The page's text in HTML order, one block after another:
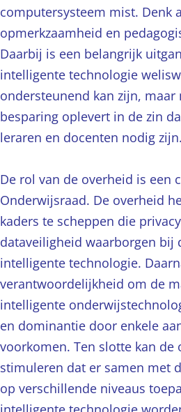
computersysteem mist. Denk
opmerkzaamheid en
Daarbij is een belangrijk
intelligente technologie
ondersteunend kan zijn, maar
besparing oplevert in de zin
leraren en docenten nodig zijn.
De rol van de overheid is een
Onderwijsraad. De overheid
kaders te scheppen die
dataveiligheid waarborgen bij
intelligente technologie.
verantwoordelijkheid om de
intelligente
en dominantie door enkele
voorkomen. Ten slotte kan de
stimuleren dat er samen met
op verschillende niveaus